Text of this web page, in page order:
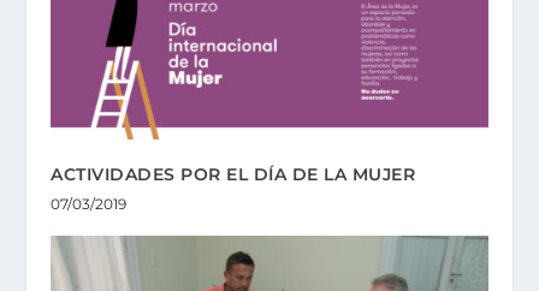
ACTIVIDADES POR EL DÍA DE LA MUJER
07/03/2019